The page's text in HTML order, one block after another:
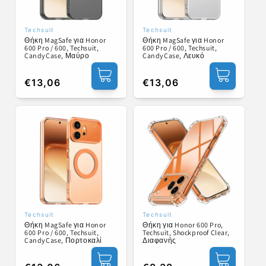
Προμηθευτής:
Techsuit
Θήκη MagSafe για Honor
600 Pro / 600, Techsuit,
CandyCase, Μαύρο
Κανονική
τιμή
€13,06
Προμηθευτής:
Techsuit
Θήκη MagSafe για Honor
600 Pro / 600, Techsuit,
CandyCase, Λευκό
Κανονική
τιμή
€13,06
Προμηθευτής:
Techsuit
Θήκη MagSafe για Honor
600 Pro / 600, Techsuit,
CandyCase, Πορτοκαλί
Προμηθευτής:
Techsuit
Θήκη για Honor 600 Pro,
Techsuit, Shockproof Clear,
Διαφανής